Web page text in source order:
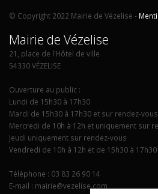
© Copyright 2022 Mairie de Vézelise -
Mairie de Vézelise
21, place de l'Hôtel de ville
54330 VÉZELISE
Ouverture au public :
Lundi de 15h30 à 17h30
Mardi de 15h30 à 17h30 et sur rendez-
Mercredi de 10h à 12h et uniquement sur
Jeudi uniquement sur rendez-vous
Vendredi de 10h à 12h et de 15h30 à 17h30
Téléphone : 03 83 26 90 14
E-mail : mairie@vezelise.com